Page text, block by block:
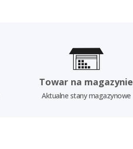
Towar na magazynie
Aktualne stany magazynowe